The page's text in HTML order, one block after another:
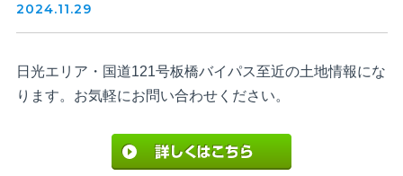
2024.11.29
日光エリア・国道121号板橋バイパス至近の土地情報にな
ります。お気軽にお問い合わせください。